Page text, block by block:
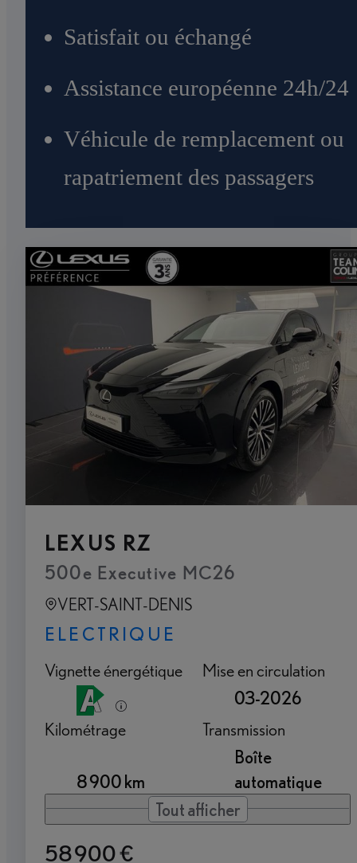
Satisfait ou échangé
Assistance européenne 24h/24
Véhicule de remplacement ou
rapatriement des passagers
LEXUS RZ
500e Executive MC26
VERT-SAINT-DENIS
ELECTRIQUE
Vignette énergétique
Mise en circulation
03-2026
Kilométrage
8 900 km
Transmission
Boîte
automatique
Tout afficher
58 900 €